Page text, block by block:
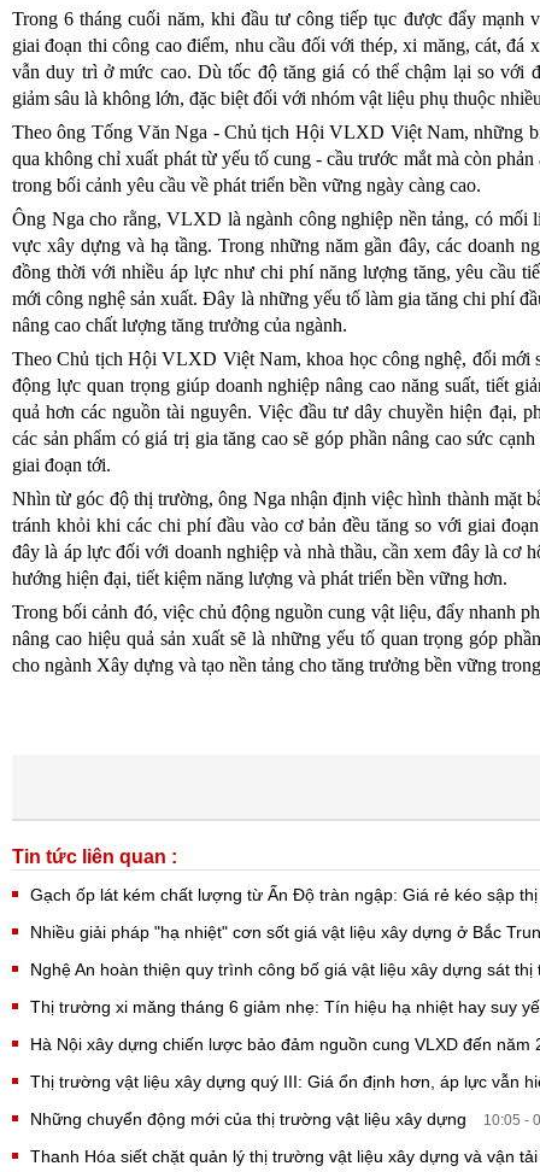
Trong 6 tháng cuối năm, khi đầu tư công tiếp tục được đẩy mạnh
giai đoạn thi công cao điểm, nhu cầu đối với thép, xi măng, cát, đá
vẫn duy trì ở mức cao. Dù tốc độ tăng giá có thể chậm lại so với
giảm sâu là không lớn, đặc biệt đối với nhóm vật liệu phụ thuộc
Theo ông Tống Văn Nga - Chủ tịch Hội VLXD Việt Nam, những
qua không chỉ xuất phát từ yếu tố cung - cầu trước mắt mà còn
trong bối cảnh yêu cầu về phát triển bền vững ngày càng cao.
Ông Nga cho rằng, VLXD là ngành công nghiệp nền tảng, có mối
vực xây dựng và hạ tầng. Trong những năm gần đây, các doanh
đồng thời với nhiều áp lực như chi phí năng lượng tăng, yêu cầu
mới công nghệ sản xuất. Đây là những yếu tố làm gia tăng chi phí
nâng cao chất lượng tăng trưởng của ngành.
Theo Chủ tịch Hội VLXD Việt Nam, khoa học công nghệ, đổi mới
động lực quan trọng giúp doanh nghiệp nâng cao năng suất, tiết
quả hơn các nguồn tài nguyên. Việc đầu tư dây chuyền hiện đại,
các sản phẩm có giá trị gia tăng cao sẽ góp phần nâng cao sức
giai đoạn tới.
Nhìn từ góc độ thị trường, ông Nga nhận định việc hình thành mặt
tránh khỏi khi các chi phí đầu vào cơ bản đều tăng so với giai
đây là áp lực đối với doanh nghiệp và nhà thầu, cần xem đây là cơ
hướng hiện đại, tiết kiệm năng lượng và phát triển bền vững hơn.
Trong bối cảnh đó, việc chủ động nguồn cung vật liệu, đẩy nhanh
nâng cao hiệu quả sản xuất sẽ là những yếu tố quan trọng góp
cho ngành Xây dựng và tạo nền tảng cho tăng trưởng bền vững
Tin tức liên quan :
Gạch ốp lát kém chất lượng từ Ấn Độ tràn ngập: Giá rẻ kéo sập
Nhiều giải pháp "hạ nhiệt" cơn sốt giá vật liệu xây dựng ở Bắc
Nghệ An hoàn thiện quy trình công bố giá vật liệu xây dựng sát
Thị trường xi măng tháng 6 giảm nhẹ: Tín hiệu hạ nhiệt hay suy
Hà Nội xây dựng chiến lược bảo đảm nguồn cung VLXD đến năm
Thị trường vật liệu xây dựng quý III: Giá ổn định hơn, áp lực vẫn
Những chuyển động mới của thị trường vật liệu xây dựng
10:05 -
Thanh Hóa siết chặt quản lý thị trường vật liệu xây dựng và vận